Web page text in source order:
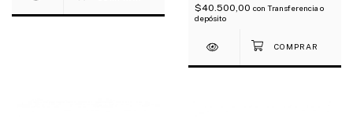
$40.500,00 con Transferencia o
depósito